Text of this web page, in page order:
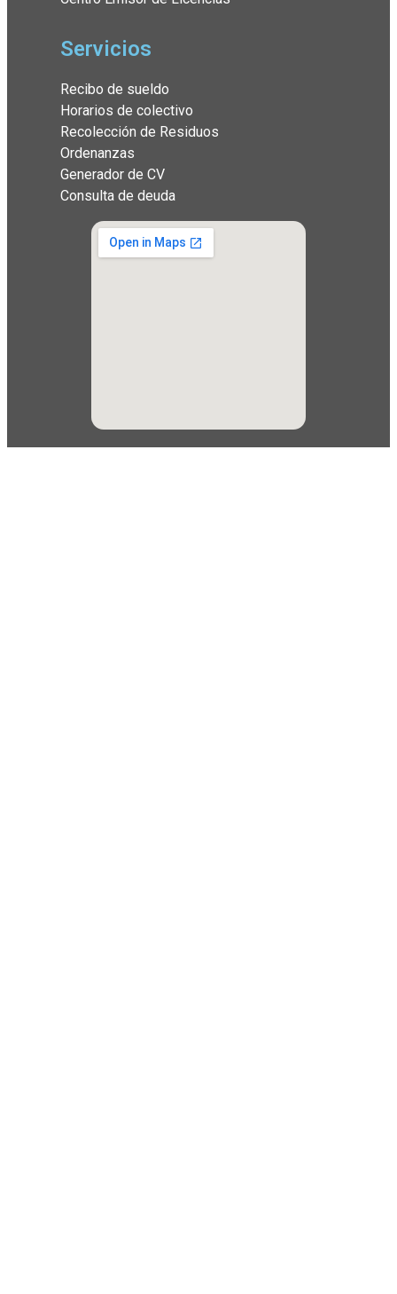
Servicios
Recibo de sueldo
Horarios de colectivo
Recolección de Residuos
Ordenanzas
Generador de CV
Consulta de deuda